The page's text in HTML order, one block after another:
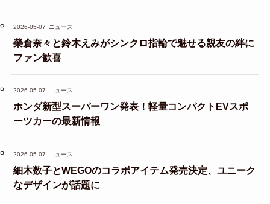
2026-05-07 ニュース
榮倉奈々と鈴木えみがシンクロ指輪で魅せる親友の絆に
ファン歓喜
2026-05-07 ニュース
ホンダ新型スーパーワン発表！軽量コンパクトEVスポ
ーツカーの最新情報
2026-05-07 ニュース
細木数子とWEGOのコラボアイテム発売決定、ユニーク
なデザインが話題に